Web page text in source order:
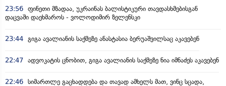
23:56 ფინეთი მზადაა, უკრაინას ბალისტიკური თავდასხმებისგან
დაცვაში დაეხმაროს - ვოლოდიმირ ზელენსკი
23:44 გიგა ავალიანის საქმეზე ანასტასია ბერუაშვილსაც აკავებენ
22:47 ადვოკატის ცნობით, გიგა ავალიანის საქმეზე ნია იმნაძეს აკავებენ
22:46 სიმართლე გაცხადდება და თავად ამხელს მათ, ვინც სცადა,